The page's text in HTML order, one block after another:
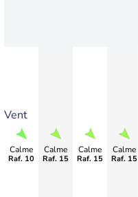
Vent
Calme
Raf. 10
Calme
Raf. 15
Calme
Raf. 15
Calme
Raf. 15